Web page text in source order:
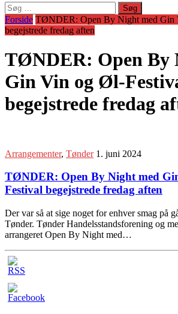
Søg
efter:
Forside TØNDER: Open By Night med Gin
begejstrede fredag aften
TØNDER: Open By
Gin Vin og Øl-
begejstrede fredag
Arrangementer, Tønder 1. juni 2024
TØNDER: Open By Night med
Festival begejstrede fredag aften
Der var så at sige noget for enhver smag på
Tønder. Tønder Handelsstandsforening og
arrangeret Open By Night med…